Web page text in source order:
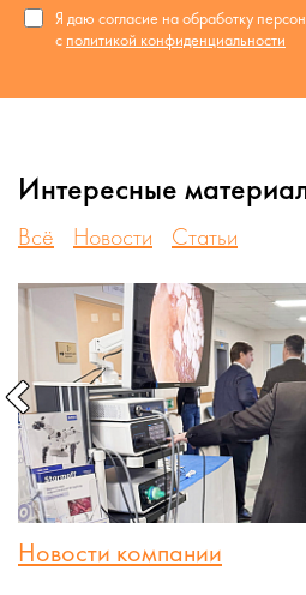
Я даю согласие на обработку
с политикой конфиденциальности
Интересные
Всё Новости Статьи
Новости компании